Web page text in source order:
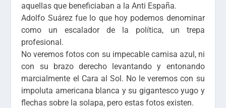
aquellas que beneficiaban a la Anti España.
Adolfo Suárez fue lo que hoy podemos denominar
como un escalador de la política, un trepa
profesional.
No veremos fotos con su impecable camisa azul, ni
con su brazo derecho levantando y entonando
marcialmente el Cara al Sol. No le veremos con su
impoluta americana blanca y su gigantesco yugo y
flechas sobre la solapa, pero estas fotos existen.